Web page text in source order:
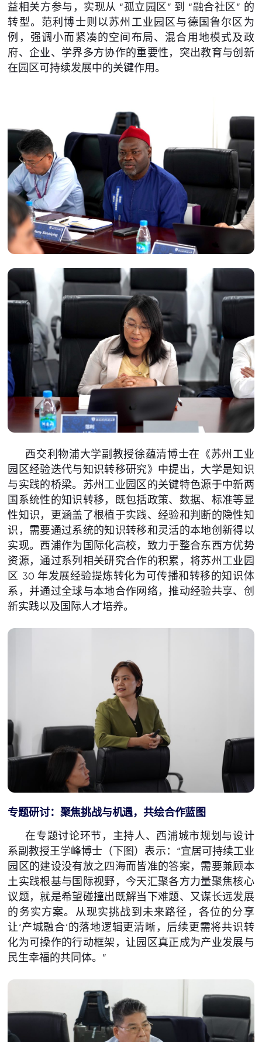
益相关方参与，实现从 “孤立园区” 到 “融合社区” 的
转型。范利博士则以苏州工业园区与德国鲁尔区为
例，强调小而紧凑的空间布局、混合用地模式及政
府、企业、学界多方协作的重要性，突出教育与创新
在园区可持续发展中的关键作用。
西交利物浦大学副教授徐蕴清博士在《苏州工业
园区经验迭代与知识转移研究》中提出，大学是知识
与实践的桥梁。苏州工业园区的关键特色源于中新两
国系统性的知识转移，既包括政策、数据、标准等显
性知识，更涵盖了根植于实践、经验和判断的隐性知
识，需要通过系统的知识转移和灵活的本地创新得以
实现。西浦作为国际化高校，致力于整合东西方优势
资源，通过系列相关研究合作的积累，将苏州工业园
区 30 年发展经验提炼转化为可传播和转移的知识体
系，并通过全球与本地合作网络，推动经验共享、创
新实践以及国际人才培养。
专题研讨：聚焦挑战与机遇，共绘合作蓝图
在专题讨论环节，主持人、西浦城市规划与设计
系副教授王学峰博士（下图）表示：“宜居可持续工业
园区的建设没有放之四海而皆准的答案，需要兼顾本
土实践根基与国际视野，今天汇聚各方力量聚焦核心
议题，就是希望碰撞出既解当下难题、又谋长远发展
的务实方案。从现实挑战到未来路径，各位的分享
让‘产城融合’的落地逻辑更清晰，后续更需将共识转
化为可操作的行动框架，让园区真正成为产业发展与
民生幸福的共同体。”